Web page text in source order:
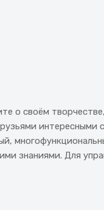
о своём
знаниями. Для